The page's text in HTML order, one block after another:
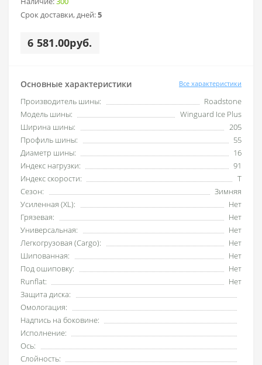
Срок доставки, дней:5
6 581.00руб.
Основные характеристики Все характеристики
Производитель шины:
Roadstone
Модель шины:
Winguard Ice Plus
Ширина шины:
205
Профиль шины:
55
Диаметр шины:
16
Индекс нагрузки:
91
Индекс скорости:
T
Сезон:
Зимняя
Усиленная (XL):
Нет
Грязевая:
Нет
Универсальная:
Нет
Легкогрузовая (Cargo):
Нет
Шипованная:
Нет
Под ошиповку:
Нет
Runflat:
Нет
Защита диска:
Омологация:
Надпись на боковине:
Исполнение:
Ось:
Слойность: